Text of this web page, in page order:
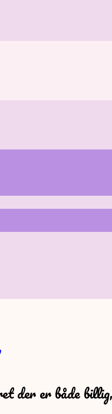
der er både